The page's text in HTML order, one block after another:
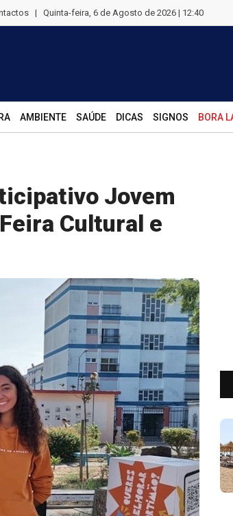
| Quinta-feira, 6 de Agosto de 2026 | 12:40
AMBIENTE SAÚDE DICAS SIGNOS BORA
Jovem
Cultural e